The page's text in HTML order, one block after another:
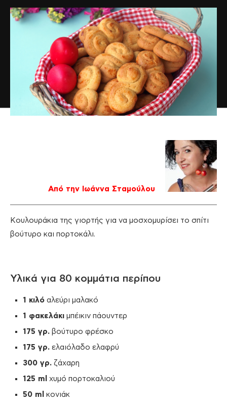
Από την Ιωάννα Σταμούλου
Κουλουράκια της γιορτής για να μοσχομυρίσει το σπίτι
βούτυρο και πορτοκάλι.
Υλικά για 80 κομμάτια περίπου
1 κιλό αλεύρι μαλακό
1 φακελάκι μπέικιν πάουντερ
175 γρ. βούτυρο φρέσκο
175 γρ. ελαιόλαδο ελαφρύ
300 γρ. ζάχαρη
125 ml χυμό πορτοκαλιού
50 ml κονιάκ